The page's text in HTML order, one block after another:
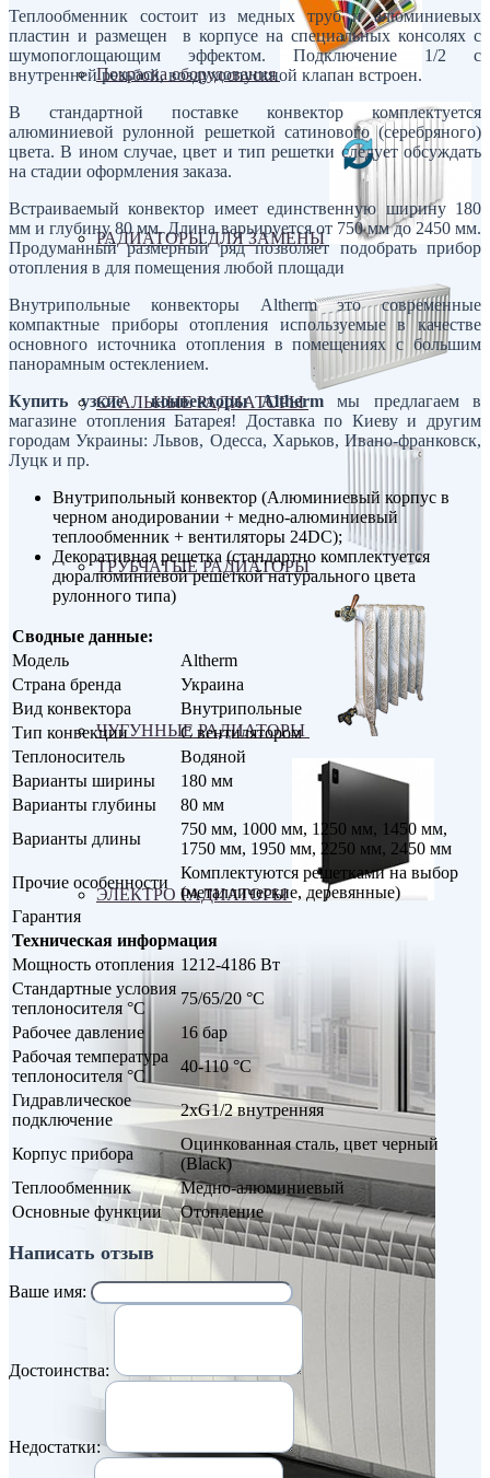
Покраска оборудования
РАДИАТОРЫ ДЛЯ ЗАМЕНЫ
СТАЛЬНЫЕ РАДИАТОРЫ
ТРУБЧАТЫЕ РАДИАТОРЫ
ЧУГУННЫЕ РАДИАТОРЫ
ЭЛЕКТРО РАДИАТОРЫ
Теплообменник состоит из медных труб и алюминиевых
пластин и размещен в корпусе на специальных консолях с
шумопоглощающим эффектом. Подключение 1/2 с
внутренней резьбой, воздухоспускной клапан встроен.
В стандартной поставке конвектор комплектуется
алюминиевой рулонной решеткой сатинового (серебряного)
цвета. В ином случае, цвет и тип решетки следует обсуждать
на стадии оформления заказа.
Встраиваемый конвектор имеет единственную ширину 180
мм и глубину 80 мм. Длина варьируется от 750 мм до 2450 мм.
Продуманный размерный ряд позволяет подобрать прибор
отопления в для помещения любой площади
Внутрипольные конвекторы Altherm это современные
компактные приборы отопления используемые в качестве
основного источника отопления в помещениях с большим
панорамным остеклением.
Купить узкие конвекторы Altherm мы предлагаем в
магазине отопления Батарея! Доставка по Киеву и другим
городам Украины: Львов, Одесса, Харьков, Ивано-франковск,
Луцк и пр.
Внутрипольный конвектор (Алюминиевый корпус в
черном анодировании + медно-алюминиевый
теплообменник + вентиляторы 24DC);
Декоративная решетка (стандартно комплектуется
дюралюминиевой решеткой натурального цвета
рулонного типа)
Сводные данные:
Модель
Altherm
Страна бренда
Украина
Вид конвектора
Внутрипольные
Тип конвекции
С вентилятором
Теплоноситель
Водяной
Варианты ширины
180 мм
Варианты глубины
80 мм
Варианты длины
750 мм, 1000 мм, 1250 мм, 1450 мм,
1750 мм, 1950 мм, 2250 мм, 2450 мм
Прочие особенности
Комплектуются решетками на выбор
(металлические, деревянные)
Гарантия
Техническая информация
Мощность отопления 1212-4186 Вт
Стандартные условия
теплоносителя °С
75/65/20 °С
Рабочее давление
16 бар
Рабочая температура
теплоносителя °С
40-110 °С
Гидравлическое
подключение
2хG1/2 внутренняя
Корпус прибора
Оцинкованная сталь, цвет черный
(Black)
Теплообменник
Медно-алюминиевый
Основные функции
Отопление
Написать отзыв
Ваше имя:
Достоинства:
Недостатки: